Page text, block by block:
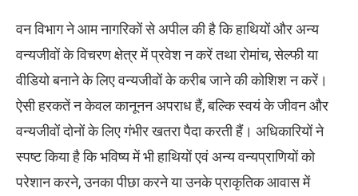
वन विभाग ने आम नागरिकों से अपील की है कि हाथियों और अन्य
वन्यजीवों के विचरण क्षेत्र में प्रवेश न करें तथा रोमांच, सेल्फी या
वीडियो बनाने के लिए वन्यजीवों के करीब जाने की कोशिश न करें।
ऐसी हरकतें न केवल कानूनन अपराध हैं, बल्कि स्वयं के जीवन और
वन्यजीवों दोनों के लिए गंभीर खतरा पैदा करती हैं। अधिकारियों ने
स्पष्ट किया है कि भविष्य में भी हाथियों एवं अन्य वन्यप्राणियों को
परेशान करने, उनका पीछा करने या उनके प्राकृतिक आवास में